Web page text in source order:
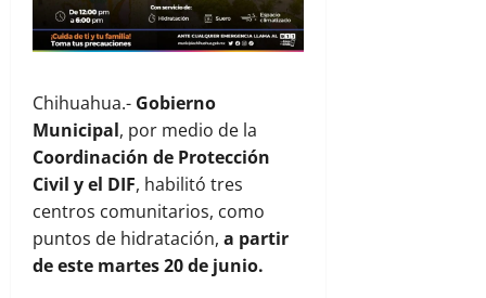
Chihuahua.- Gobierno
Municipal, por medio de la
Coordinación de Protección
Civil y el DIF, habilitó tres
centros comunitarios, como
puntos de hidratación, a partir
de este martes 20 de junio.